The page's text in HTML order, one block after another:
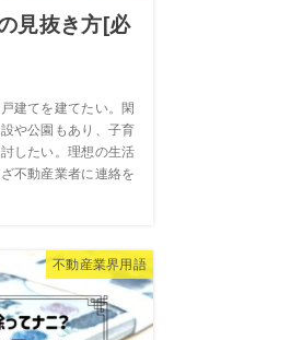
見抜き方[必
建てを建てたい。閑
や公園もあり、子育
したい。理想の生活
不動産業者に連絡を
不動産業界用語